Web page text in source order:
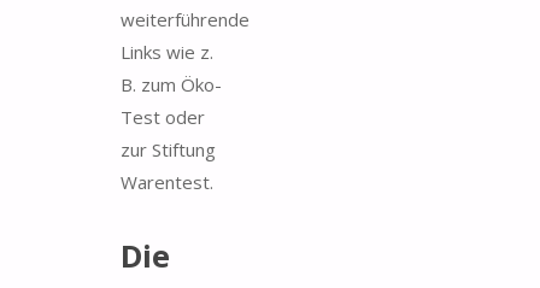
weiterführende
Links wie z.
B. zum Öko-
Test oder
zur Stiftung
Warentest.
Die